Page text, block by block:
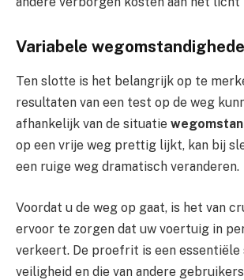
Variabele
Ten slotte is het belangrijk op te
resultaten van een test op de weg
afhankelijk van de situatie
op een vrije weg prettig lijkt, kan bij
een ruige weg dramatisch veranderen.
Voordat u de weg op gaat, is het van
ervoor te zorgen dat uw voertuig in
verkeert. De proefrit is een essentiële
veiligheid en die van andere